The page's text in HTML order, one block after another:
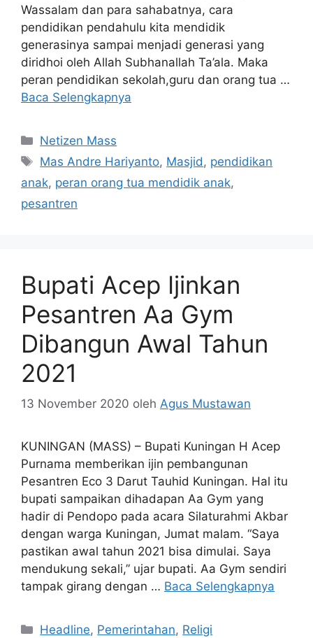
Wassalam dan para sahabatnya, cara
pendidikan pendahulu kita mendidik
generasinya sampai menjadi generasi yang
diridhoi oleh Allah Subhanallah Ta’ala. Maka
peran pendidikan sekolah,guru dan orang tua …
Baca Selengkapnya
Kategori
Netizen Mass
Tag
Mas Andre Hariyanto, Masjid , pendidikan
anak, peran orang tua mendidik anak,
pesantren
Bupati Acep Ijinkan
Pesantren Aa Gym
Dibangun Awal Tahun
2021
13 November 2020 oleh Agus Mustawan
KUNINGAN (MASS) – Bupati Kuningan H Acep
Purnama memberikan ijin pembangunan
Pesantren Eco 3 Darut Tauhid Kuningan. Hal itu
bupati sampaikan dihadapan Aa Gym yang
hadir di Pendopo pada acara Silaturahmi Akbar
dengan warga Kuningan, Jumat malam. “Saya
pastikan awal tahun 2021 bisa dimulai. Saya
mendukung sekali,” ujar bupati. Aa Gym sendiri
tampak girang dengan … Baca Selengkapnya
Kategori
Headline, Pemerintahan, Religi